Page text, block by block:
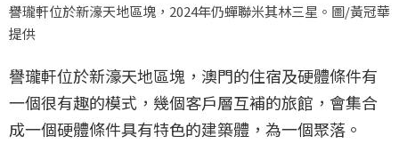
譽瓏軒位於新濠天地區塊，2024年仍蟬聯米其林三星。圖/黃冠華
提供
譽瓏軒位於新濠天地區塊，澳門的住宿及硬體條件有
一個很有趣的模式，幾個客戶層互補的旅館，會集合
成一個硬體條件具有特色的建築體，為一個聚落。